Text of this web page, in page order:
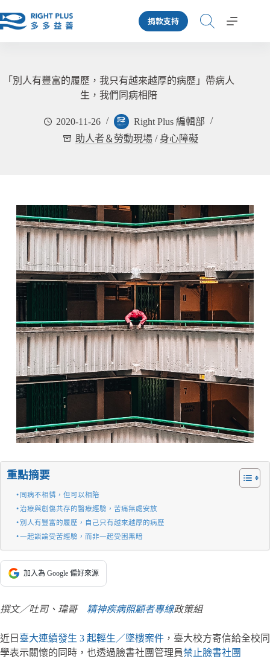
至
捐款支持
「別人有豐富的履歷，我只有越來越厚的病歷」帶病人
生，我們同病相陪
2020-11-26
Right Plus 編輯部
助人者＆勞動現場 / 身心障礙
重點摘要
同病不相憐，但可以相陪
治療與創傷共存的醫療經驗，苦痛無處安放
別人有豐富的履歷，自己只有越來越厚的病歷
一起談論受苦經驗，而非一起受困黑暗
加入為 Google 偏好來源
撰文／吐司、瑋哥 精神疾病照顧者專線政策組
近日 臺大連續發生 3 起輕生／墜樓案件 ，臺大校方寄信給全校同
學表示關懷的同時，也透過臉書社團管理員禁止臉書社團